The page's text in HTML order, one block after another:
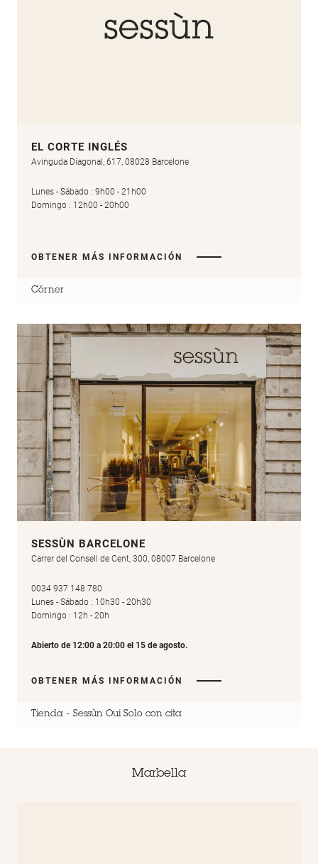
EL CORTE INGLÉS
Avinguda Diagonal, 617, 08028 Barcelone
Lunes - Sábado : 9h00 - 21h00
Domingo : 12h00 - 20h00
OBTENER MÁS INFORMACIÓN
Córner
SESSÙN BARCELONE
Carrer del Consell de Cent, 300, 08007 Barcelone
0034 937 148 780
Lunes - Sábado : 10h30 - 20h30
Domingo : 12h - 20h
Abierto de 12:00 a 20:00 el 15 de agosto.
OBTENER MÁS INFORMACIÓN
Tienda Sessùn Oui Solo con cita
Marbella